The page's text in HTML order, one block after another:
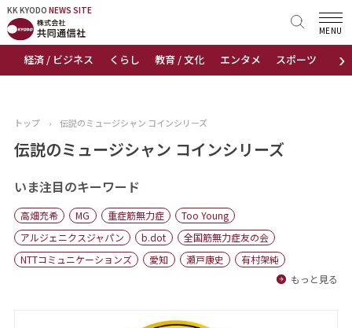
KK KYODO NEWS SITE
›
経済 / ビジネス くらし 教育 / 文化 エンタメ スポーツ 地域
MENU
KK KYODONEWS SITE
トップページ
ニュース
おすすめコンテンツ
出版物
会社概要
トップ › 伝説のミュージシャン コインシリーズ
伝説のミュージシャン コインシリーズ
いま注目のキーワード
高畑充希 MG 重症筋無力症
Too Young
アルジェニクスジャパン
b.dot
全国筋無力症友の会
NTTコミュニケーションズ
愛知 瀬戸康史
有村架純
もっと見る